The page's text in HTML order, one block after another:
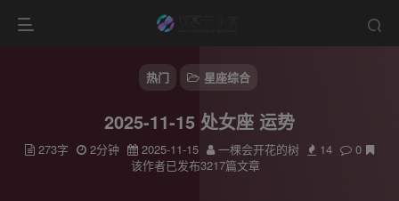
热门 星座综合
2025-11-15 处女座 运势
273字 2分钟 2025-11-15 一棵会开花的树 14
0
该作者已发布3217篇文章